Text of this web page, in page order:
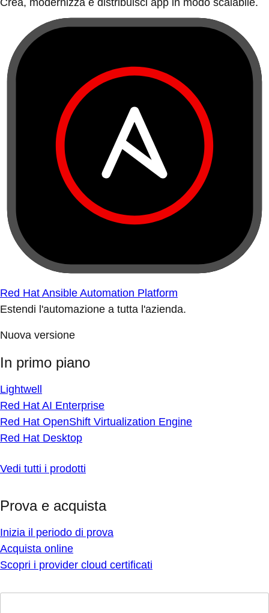
Crea, modernizza e distribuisci app in modo scalabile.
Red Hat Ansible Automation Platform
Estendi l'automazione a tutta l'azienda.
Nuova versione
In primo piano
Lightwell
Red Hat AI Enterprise
Red Hat OpenShift Virtualization Engine
Red Hat Desktop
Vedi tutti i prodotti
Prova e acquista
Inizia il periodo di prova
Acquista online
Scopri i provider cloud certificati